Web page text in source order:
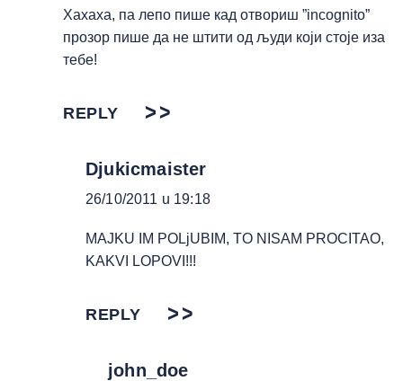
Хахаха, па лепо пише кад отвориш ”incognito”
прозор пише да не штити од људи који стоје иза
тебе!
REPLY
Djukicmaister
26/10/2011 u 19:18
MAJKU IM POLjUBIM, TO NISAM PROCITAO,
KAKVI LOPOVI!!!
REPLY
john_doe